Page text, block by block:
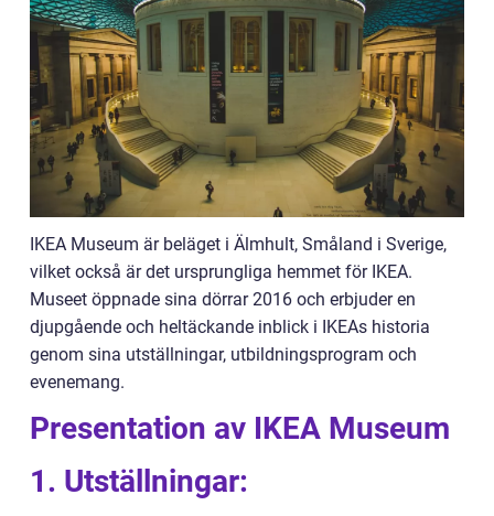
IKEA Museum är beläget i Älmhult, Småland i Sverige,
vilket också är det ursprungliga hemmet för IKEA.
Museet öppnade sina dörrar 2016 och erbjuder en
djupgående och heltäckande inblick i IKEAs historia
genom sina utställningar, utbildningsprogram och
evenemang.
Presentation av IKEA Museum
1. Utställningar: